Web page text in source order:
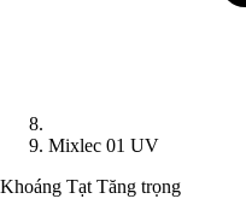
Mixlec 01 UV
Khoáng Tạt Tăng trọng